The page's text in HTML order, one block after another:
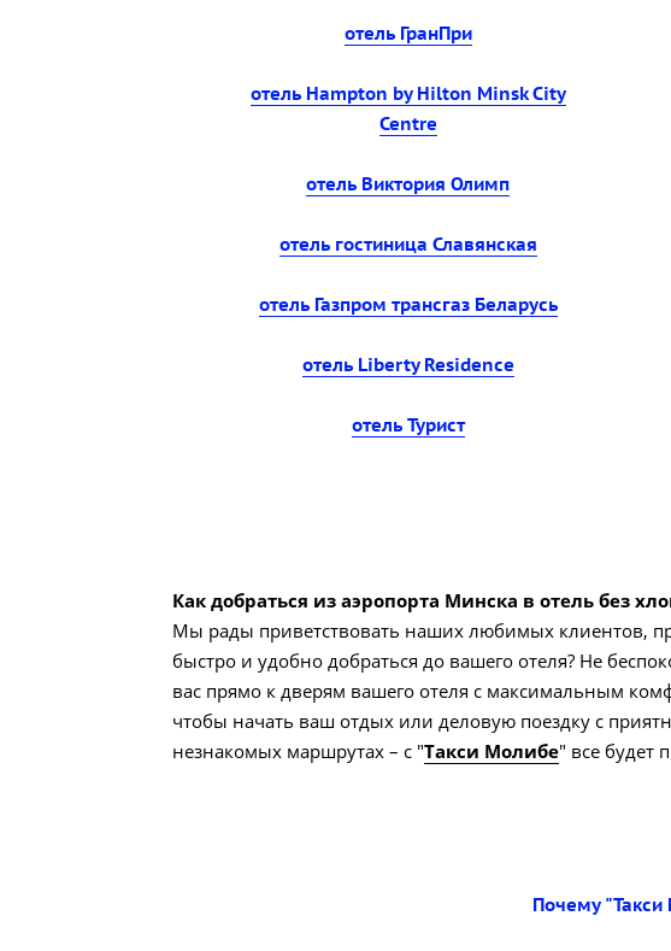
отель ГранПри
отель Hampton by Hilton Minsk City
Centre
отель Виктория Олимп
отель гостиница Славянская
отель Газпром трансгаз Беларусь
отель Liberty Residence
отель Турист
Как добраться из аэропорта Минска в отель без
Мы рады приветствовать наших любимых клиентов,
быстро и удобно добраться до вашего отеля? Не
вас прямо к дверям вашего отеля с максимальным
чтобы начать ваш отдых или деловую поездку с
незнакомых маршрутах – с "Такси Молибе" все будет
Почему